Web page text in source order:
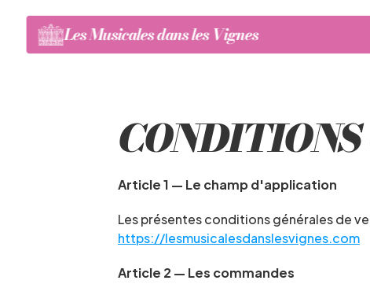
Les Musicales dans les Vignes
Article 1 — Le champ d'application
https://lesmusicalesdanslesvignes.com
Article 2 — Les commandes